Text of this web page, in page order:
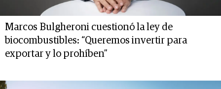
Marcos Bulgheroni cuestionó la ley de
biocombustibles: “Queremos invertir para
exportar y lo prohíben”